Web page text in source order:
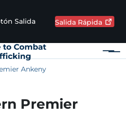
Salida
Salida Rápida
Menú
Main navigation
Ankeny
Premier